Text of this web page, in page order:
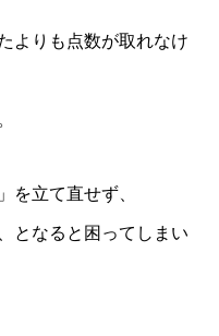
よりも点数が取れなけ
を立て直せず、
となると困ってしまい